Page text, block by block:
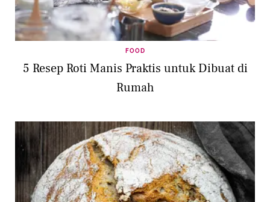
FOOD
5 Resep Roti Manis Praktis untuk Dibuat di
Rumah